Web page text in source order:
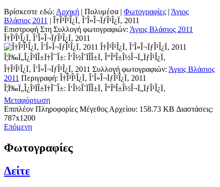
Βρίσκεστε εδώ: Αρχική | Πολυμέσα | Φωτογραφίες | Άγιος
Βλάσιος 2011 | Î†Î³Î¹Î¿Ï‚ Î’Î»Î¬ÏƒÎ¹Î¿Ï‚ 2011
Επιστροφή Στη Συλλογή φωτογραφιών: Άγιος Βλάσιος 2011
Î†Î³Î¹Î¿Ï‚ Î’Î»Î¬ÏƒÎ¹Î¿Ï‚ 2011
Î†Î³Î¹Î¿Ï‚ Î’Î»Î¬ÏƒÎ¹Î¿Ï‚ 2011
Î¦Ï‰Ï„Î¿Î³ÏÎ±Ï†Î¯Î±: Î‘Î½Î´ÏÎ­Î±Ï‚ Î“ÎºÎ±Î½Î¬Ï„ÏƒÎ¹Î¿Ï‚
Î†Î³Î¹Î¿Ï‚ Î’Î»Î¬ÏƒÎ¹Î¿Ï‚ 2011 Συλλογή φωτογραφιών: Άγιος Βλάσιος
2011 Περιγραφή: Î†Î³Î¹Î¿Ï‚ Î’Î»Î¬ÏƒÎ¹Î¿Ï‚ 2011
Î¦Ï‰Ï„Î¿Î³ÏÎ±Ï†Î¯Î±: Î‘Î½Î´ÏÎ­Î±Ï‚ Î“ÎºÎ±Î½Î¬Ï„ÏƒÎ¹Î¿Ï‚
Μεταφόρτωση
Επιπλέον Πληροφορίες Μέγεθος Αρχείου: 158.73 KB Διαστάσεις:
787x1200
Επόμενη
Φωτογραφίες
Δείτε